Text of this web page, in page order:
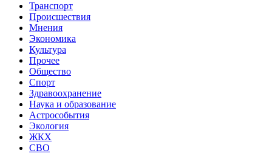
Транспорт
Происшествия
Мнения
Экономика
Культура
Прочее
Общество
Спорт
Здравоохранение
Наука и образование
Астрособытия
Экология
ЖКХ
СВО